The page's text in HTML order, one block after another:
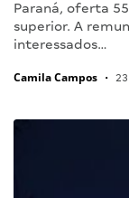
Paraná, oferta
superior. A
interessados…
Camila Campos •